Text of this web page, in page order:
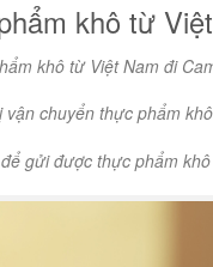
khô từ
khô từ Việt Nam đi
chuyển thực phẩm
gửi được thực phẩm